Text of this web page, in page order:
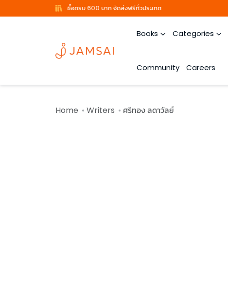
ซื้อครบ 600 บาท จัดส่งฟรีทั่วประเทศ
Books Categories
Community Careers
Home Writers ศรีทอง ลดาวัลย์